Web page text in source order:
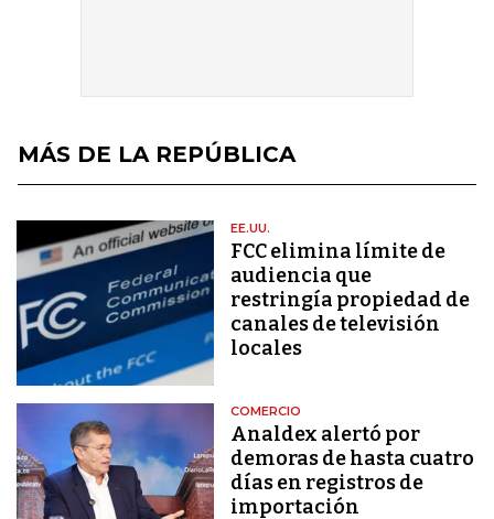
MÁS DE LA REPÚBLICA
EE.UU.
FCC elimina límite de
audiencia que
restringía propiedad de
canales de televisión
locales
COMERCIO
Analdex alertó por
demoras de hasta cuatro
días en registros de
importación